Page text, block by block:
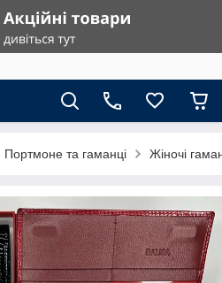
Портмоне та гаманці Жіночі